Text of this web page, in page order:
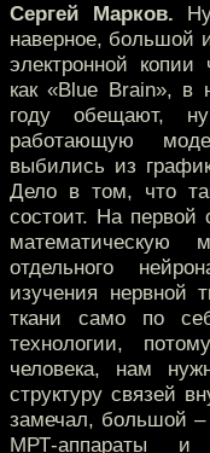
Сергей Марков.
наверное, большой
электронной копии
как «Blue Brain», в
году обещают,
работающую
выбились из
Дело в том, что
состоит. На
математическую
отдельного
изучения нервной
ткани само по
технологии,
человека, нам
структуру связей
замечал, большой
МРТ-аппараты